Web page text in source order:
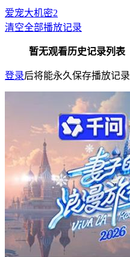
爱宠大机密2
清空全部播放记录
暂无观看历史记录列表
登录后将能永久保存播放记录